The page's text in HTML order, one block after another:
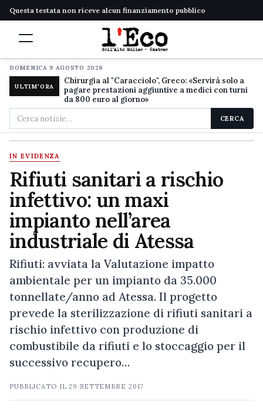
Questa testata non riceve alcun finanziamento pubblico
DOMENICA 9 AGOSTO 2026
ULTIM'ORA
Chirurgia al "Caracciolo", Greco: «Servirà solo a
pagare prestazioni aggiuntive a medici con turni
da 800 euro al giorno»
Cerca
nel
sito
CERCA
IN EVIDENZA
Rifiuti sanitari a rischio
infettivo: un maxi
impianto nell’area
industriale di Atessa
Rifiuti: avviata la Valutazione impatto
ambientale per un impianto da 35.000
tonnellate/anno ad Atessa. Il progetto
prevede la sterilizzazione di rifiuti sanitari a
rischio infettivo con produzione di
combustibile da rifiuti e lo stoccaggio per il
successivo recupero…
PUBBLICATO IL29 SETTEMBRE 2017